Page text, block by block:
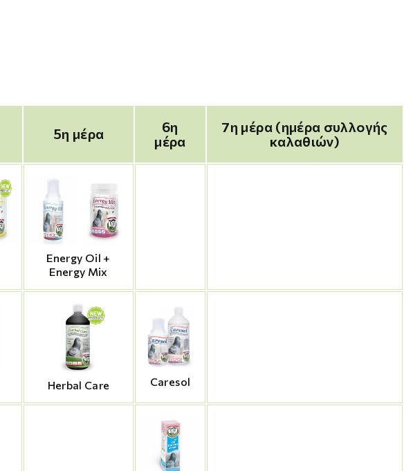
5η μέρα
6η
μέρα
7η μέρα (ημέρα συλλογής
καλαθιών)
Energy Oil +
Energy Mix
Herbal Care Caresol